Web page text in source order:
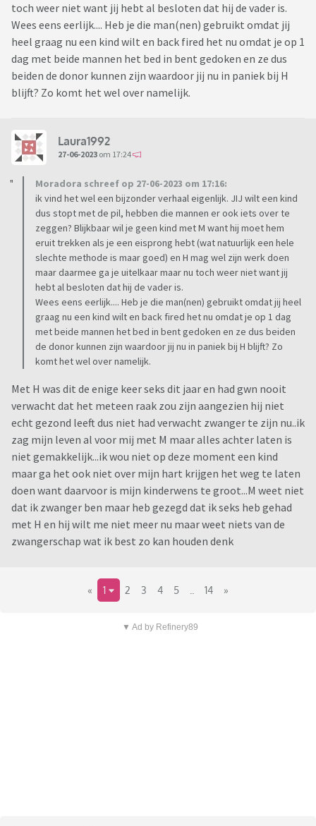
toch weer niet want jij hebt al besloten dat hij de vader is.
Wees eens eerlijk.... Heb je die man(nen) gebruikt omdat jij
heel graag nu een kind wilt en back fired het nu omdat je op 1
dag met beide mannen het bed in bent gedoken en ze dus
beiden de donor kunnen zijn waardoor jij nu in paniek bij H
blijft? Zo komt het wel over namelijk.
Laura1992
27-06-2023 om 17:24
Moradora schreef op 27-06-2023 om 17:16:
ik vind het wel een bijzonder verhaal eigenlijk. JIJ wilt een kind
dus stopt met de pil, hebben die mannen er ook iets over te
zeggen? Blijkbaar wil je geen kind met M want hij moet hem
eruit trekken als je een eisprong hebt (wat natuurlijk een hele
slechte methode is maar goed) en H mag wel zijn werk doen
maar daarmee ga je uitelkaar maar nu toch weer niet want jij
hebt al besloten dat hij de vader is.
Wees eens eerlijk.... Heb je die man(nen) gebruikt omdat jij heel
graag nu een kind wilt en back fired het nu omdat je op 1 dag
met beide mannen het bed in bent gedoken en ze dus beiden
de donor kunnen zijn waardoor jij nu in paniek bij H blijft? Zo
komt het wel over namelijk.
Met H was dit de enige keer seks dit jaar en had gwn nooit
verwacht dat het meteen raak zou zijn aangezien hij niet
echt gezond leeft dus niet had verwacht zwanger te zijn nu..ik
zag mijn leven al voor mij met M maar alles achter laten is
niet gemakkelijk...ik wou niet op deze moment een kind
maar ga het ook niet over mijn hart krijgen het weg te laten
doen want daarvoor is mijn kinderwens te groot...M weet niet
dat ik zwanger ben maar heb gezegd dat ik seks heb gehad
met H en hij wilt me niet meer nu maar weet niets van de
zwangerschap wat ik best zo kan houden denk
« 1 2 3 4 5 14 »
▼ Ad by Refinery89